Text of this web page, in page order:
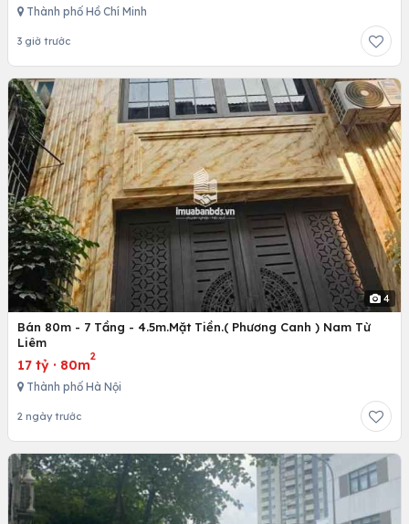
Thành phố Hồ Chí Minh
3 giờ trước
4
Bán 80m - 7 Tầng - 4.5m.Mặt Tiền.( Phương Canh ) Nam Từ
Liêm
17 tỷ · 80m
2
Thành phố Hà Nội
2 ngày trước